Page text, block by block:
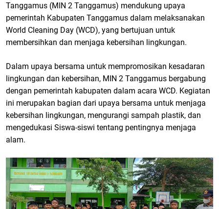
Tanggamus (MIN 2 Tanggamus) mendukung upaya
pemerintah Kabupaten Tanggamus dalam melaksanakan
World Cleaning Day (WCD), yang bertujuan untuk
membersihkan dan menjaga kebersihan lingkungan.
Dalam upaya bersama untuk mempromosikan kesadaran
lingkungan dan kebersihan, MIN 2 Tanggamus bergabung
dengan pemerintah kabupaten dalam acara WCD. Kegiatan
ini merupakan bagian dari upaya bersama untuk menjaga
kebersihan lingkungan, mengurangi sampah plastik, dan
mengedukasi Siswa-siswi tentang pentingnya menjaga
alam.